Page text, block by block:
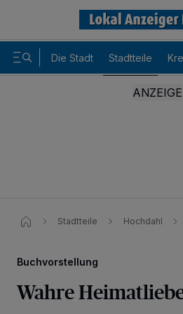
Die Stadt Stadtteile
Stadtteile Hochdahl
Buchvorstellung
Wahre